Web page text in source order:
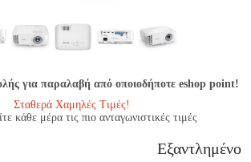
για παραλαβή από οποιοδήποτε eshop point!
Σταθερά Χαμηλές Τιμές!
κάθε μέρα τις πιο ανταγωνιστικές τιμές
Εξαντλημένο